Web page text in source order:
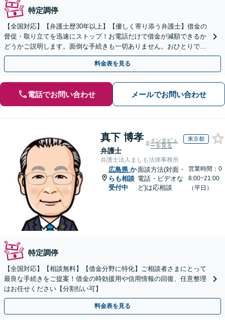
特定調停
【全国対応】【弁護士歴30年以上】【優しく寄り添う弁護士】借金の
督促・取り立てを迅速にストップ！お電話だけで借金が減額できるか
どうかご説明します。面倒な手続きも一切ありません。おひとりで悩
まず、お気軽にご相談ください。【電話相談可】
料金表を見る
電話でお問い合わせ メールでお問い合わせ
真下 博孝
弁護士
インタビュ
ーを見る
東京都
弁護士法人ましも法律事務所
広島県 か
らも相談
受付中
面談方法(対面・
電話・ビデオな
ど)は応相談
営業時間：0
8:00~21:00
（平日）
特定調停
【全国対応】【相談無料】【借金分野に特化】ご相談者さまにとって
最良な手続きをご提案！借金の時効援用や信用情報の回復、任意整理
はお任せください【分割払い可】
料金表を見る